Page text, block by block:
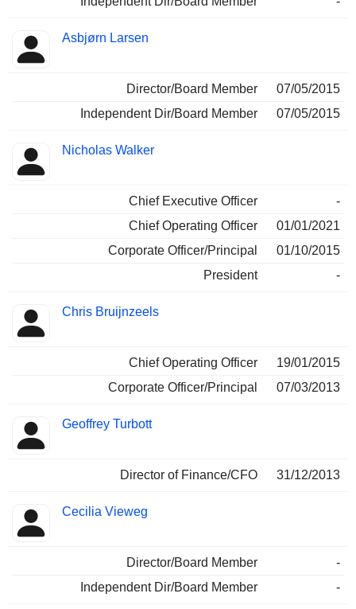
Asbjørn Larsen
Director/Board Member
07/05/2015
Independent Dir/Board Member
07/05/2015
Nicholas Walker
Chief Executive Officer
-
Chief Operating Officer
01/01/2021
Corporate Officer/Principal
01/10/2015
President
-
Chris Bruijnzeels
Chief Operating Officer
19/01/2015
Corporate Officer/Principal
07/03/2013
Geoffrey Turbott
Director of Finance/CFO 31/12/2013
Cecilia Vieweg
Director/Board Member
-
Independent Dir/Board Member
-